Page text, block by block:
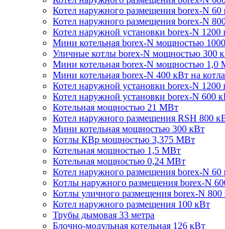
Котел наружного размещения borex-N 60
Котел наружного размещения borex-N
Котел наружной установки borex-N 1200
Мини котельная borex-N мощностью
Уличные котлы borex-N мощностью 300
Мини котельная borex-N мощностью 1,0
Мини котельная borex-N 400 кВт на
Котел наружной установки borex-N 1200
Котел наружной установки borex-N 600
Котельная мощностью 21 МВт
Котел наружного размещения RSH 800
Мини котельная мощностью 300 кВт
Котлы КВр мощностью 3,375 МВт
Котельная мощностью 1,5 МВт
Котельная мощностью 0,24 МВт
Котел наружного размещения borex-N 60
Котлы наружного размещения borex-N
Котлы уличного размещения borex-N 800
Котел наружного размещения 100 кВт
Трубы дымовая 33 метра
Блочно-модульная котельная 126 кВт